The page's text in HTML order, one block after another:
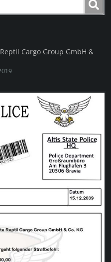
Cargo Group GmbH &